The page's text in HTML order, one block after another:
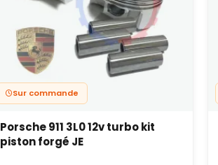
Sur commande
Porsche 911 3L0 12v turbo kit
piston forgé JE